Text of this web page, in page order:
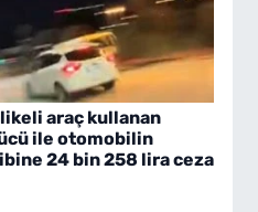
araç kullanan
ile otomobilin
24 bin 258 lira ceza